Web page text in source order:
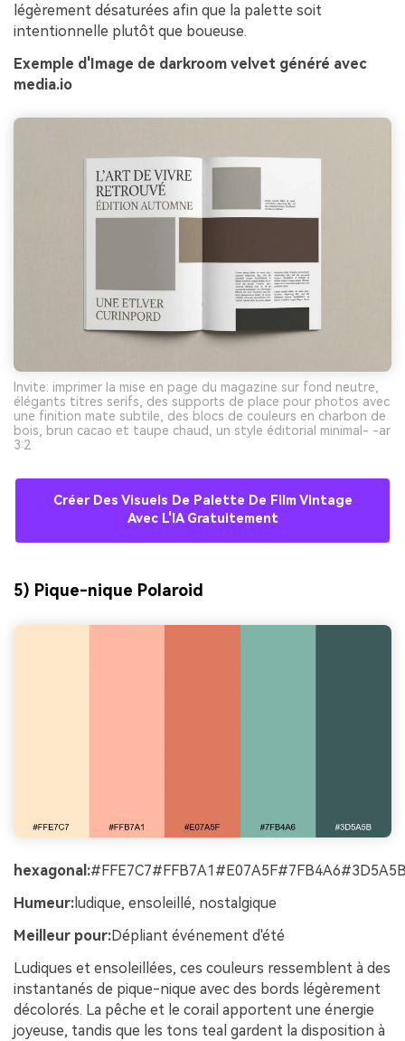
légèrement désaturées afin que la palette soit
intentionnelle plutôt que boueuse.
Exemple d'Image de darkroom velvet généré avec
media.io
Invite: imprimer la mise en page du magazine sur fond neutre,
élégants titres serifs, des supports de place pour photos avec
une finition mate subtile, des blocs de couleurs en charbon de
bois, brun cacao et taupe chaud, un style éditorial minimal- -ar
3:2
Créer Des Visuels De Palette De Film Vintage
Avec L'IA Gratuitement
5) Pique-nique Polaroid
hexagonal:
Humeur: ludique, ensoleillé, nostalgique
Meilleur pour:Dépliant événement d'été
Ludiques et ensoleillées, ces couleurs ressemblent à des
instantanés de pique-nique avec des bords légèrement
décolorés. La pêche et le corail apportent une énergie
joyeuse, tandis que les tons teal gardent la disposition à